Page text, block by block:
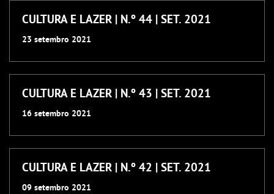
CULTURA E LAZER | N.º 44 | SET. 2021
23 setembro 2021
CULTURA E LAZER | N.º 43 | SET. 2021
16 setembro 2021
CULTURA E LAZER | N.º 42 | SET. 2021
09 setembro 2021